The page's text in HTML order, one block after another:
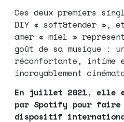
Ces deux premiers
DIY « soft&tender »,
amer « miel »
goût de sa musique :
réconfortante, intime
incroyablement
En juillet 2021, elle
par Spotify pour faire
dispositif